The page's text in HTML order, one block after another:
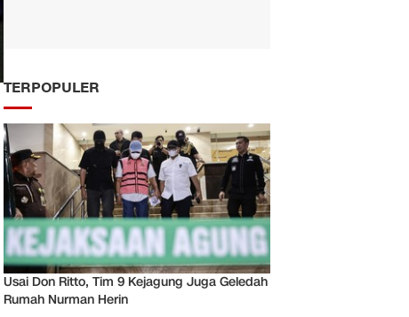
TERPOPULER
Usai Don Ritto, Tim 9 Kejagung Juga Geledah
Rumah Nurman Herin